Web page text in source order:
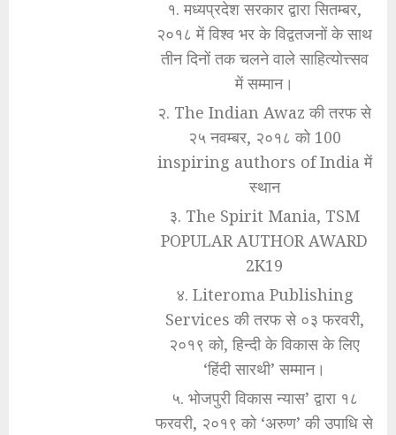
१. मध्यप्रदेश सरकार द्वारा सितम्बर,
२०१८ में विश्व भर के विद्वतजनों के साथ
तीन दिनों तक चलने वाले साहित्योत्त्सव
में सम्मान।
२. The Indian Awaz की तरफ से
२५ नवम्बर, २०१८ को 100
inspiring authors of India में
स्थान
३. The Spirit Mania, TSM
POPULAR AUTHOR AWARD
2K19
४. Literoma Publishing
Services की तरफ से ०३ फरवरी,
२०१९ को, हिन्दी के विकास के लिए
‘हिंदी सारथी’ सम्मान।
५. भोजपुरी विकास न्यास’ द्वारा १८
फरवरी, २०१९ को ‘अरुण’ की उपाधि से